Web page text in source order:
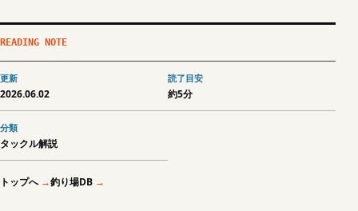
READING NOTE
更新
2026.06.02
読了目安
約5分
分類
タックル解説
トップへ 釣り場DB